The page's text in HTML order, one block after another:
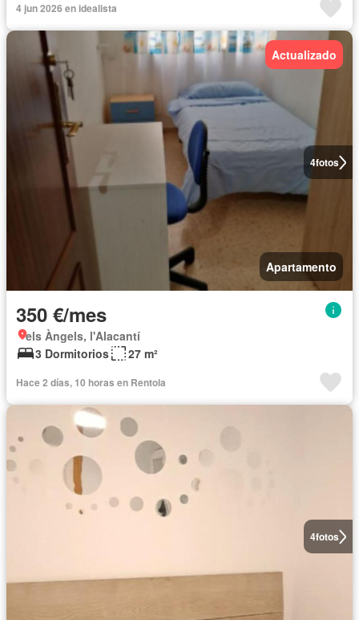
4 jun 2026 en idealista
4fotos
Actualizado
Apartamento
350 €/mes
els Àngels, l'Alacantí
3 Dormitorios
27 m²
Hace 2 días, 10 horas en Rentola
4fotos